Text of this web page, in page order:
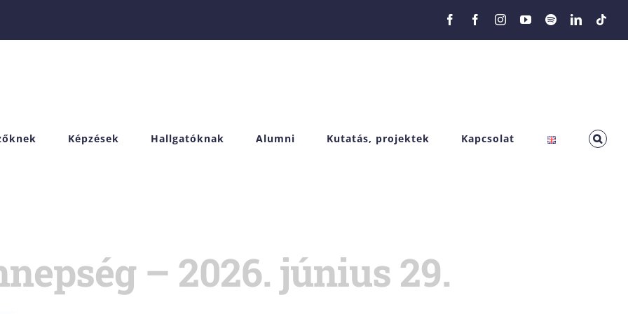
FacebookFacebookInstagramYouTube
SpotifyLinkedIn
Képzések Hallgatóknak Alumni Kutatás, projektek Kapcsolat
– 2026. június 29.